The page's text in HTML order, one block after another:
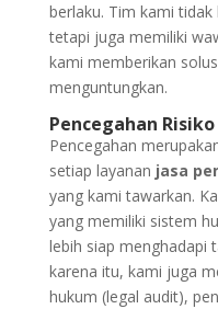
berlaku. Tim kami
tetapi juga memiliki
kami memberikan
menguntungkan.
Pencegahan
Pencegahan
setiap layanan jasa
yang kami tawarkan.
yang memiliki sistem
lebih siap menghadapi
karena itu, kami juga
hukum (legal audit),